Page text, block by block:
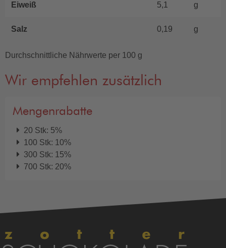
Eiweiß 5,1 g
Salz 0,19 g
Durchschnittliche Nährwerte per 100 g
Wir empfehlen zusätzlich
Mengenrabatte
20 Stk: 5%
100 Stk: 10%
300 Stk: 15%
700 Stk: 20%